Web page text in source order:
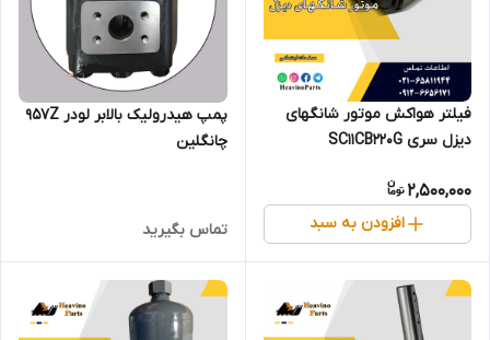
فیلتر هواکش موتور شانگهای
دیزل سری SC11CB220G
2,500,000
افزودن به سبد
پمپ هیدرولیک بالابر لودر 957Z
چانگلین
تماس بگیرید